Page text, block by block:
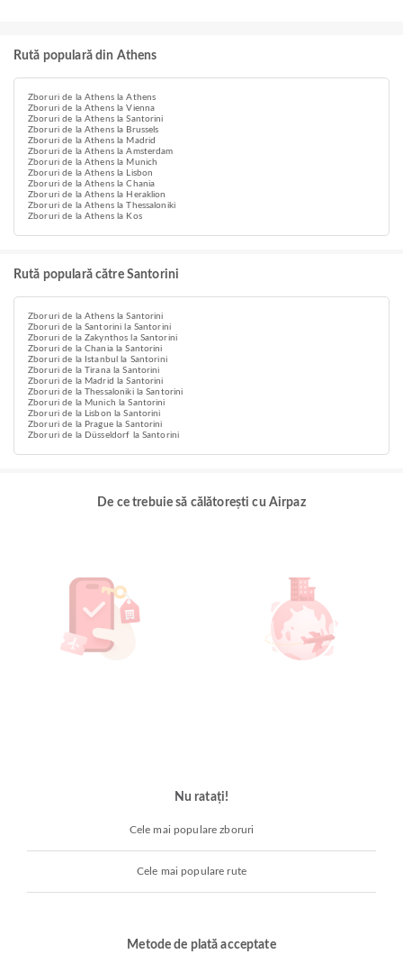
Rută populară din Athens
Zboruri de la Athens la Athens
Zboruri de la Athens la Vienna
Zboruri de la Athens la Santorini
Zboruri de la Athens la Brussels
Zboruri de la Athens la Madrid
Zboruri de la Athens la Amsterdam
Zboruri de la Athens la Munich
Zboruri de la Athens la Lisbon
Zboruri de la Athens la Chania
Zboruri de la Athens la Heraklion
Zboruri de la Athens la Thessaloniki
Zboruri de la Athens la Kos
Rută populară către Santorini
Zboruri de la Athens la Santorini
Zboruri de la Santorini la Santorini
Zboruri de la Zakynthos la Santorini
Zboruri de la Chania la Santorini
Zboruri de la Istanbul la Santorini
Zboruri de la Tirana la Santorini
Zboruri de la Madrid la Santorini
Zboruri de la Thessaloniki la Santorini
Zboruri de la Munich la Santorini
Zboruri de la Lisbon la Santorini
Zboruri de la Prague la Santorini
Zboruri de la Düsseldorf la Santorini
De ce trebuie să călătorești cu Airpaz
Nu ratați!
Cele mai populare zboruri
Cele mai populare rute
Metode de plată acceptate